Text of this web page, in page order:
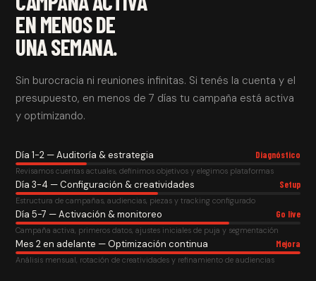
EN MENOS DE
UNA SEMANA.
Sin burocracia ni reuniones infinitas. Si tenés la cuenta y el
presupuesto, en menos de 7 días tu campaña está activa
y optimizando.
Día 1-2 — Auditoría & estrategia Diagnóstico
Revisamos cuentas actuales, definimos objetivos y elegimos plataformas
Día 3-4 — Configuración & creatividades Setup
Estructura de campañas, audiencias, piezas y tracking configurado
Día 5-7 — Activación & monitoreo Go live
Campaña activa, primeros datos, ajustes iniciales de puja y segmentación
Mes 2 en adelante — Optimización continua Mejora
Análisis mensual, rotación de creatividades y refinamiento de audiencias